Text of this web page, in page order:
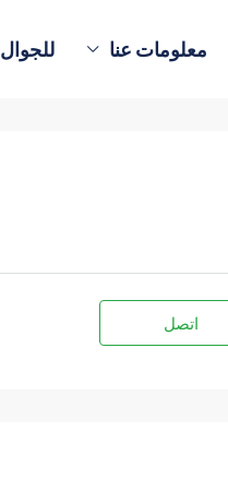
معلومات عنا للجوال
اتصل